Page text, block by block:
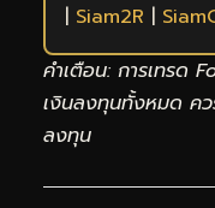
| Siam2R |
คำเตือน: การเทรด
เงินลงทุนทั้งหมด ค
ลงทุน